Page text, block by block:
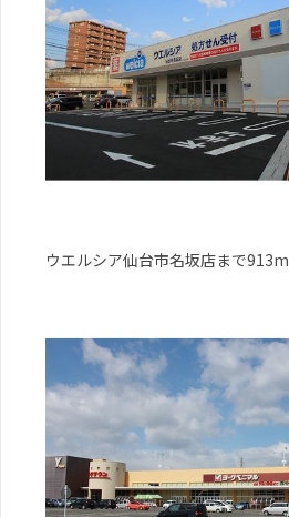
ウエルシア仙台市名坂店まで913m